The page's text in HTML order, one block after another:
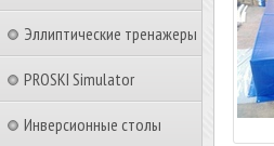
Эллиптические тренажеры
PROSKI Simulator
Инверсионные столы